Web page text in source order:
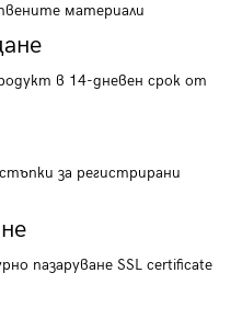
материали
в 14-дневен срок от
за регистрирани
пазаруване SSL certificate